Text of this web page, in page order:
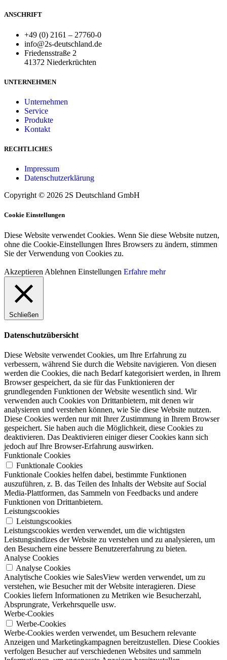
ANSCHRIFT
+49 (0) 2161 – 27760-0
info@2s-deutschland.de
Friedensstraße 2
41372 Niederkrüchten
UNTERNEHMEN
Unternehmen
Service
Produkte
Kontakt
RECHTLICHES
Impressum
Datenschutzerklärung
Copyright © 2026 2S Deutschland GmbH
Cookie Einstellungen
Diese Website verwendet Cookies. Wenn Sie diese Website nutzen,
ohne die Cookie-Einstellungen Ihres Browsers zu ändern, stimmen
Sie der Verwendung von Cookies zu.
Akzeptieren Ablehnen Einstellungen Erfahre mehr
Schließen
Datenschutzübersicht
Diese Website verwendet Cookies, um Ihre Erfahrung zu
verbessern, während Sie durch die Website navigieren. Von diesen
werden die Cookies, die nach Bedarf kategorisiert werden, in Ihrem
Browser gespeichert, da sie für das Funktionieren der
grundlegenden Funktionen der Website wesentlich sind. Wir
verwenden auch Cookies von Drittanbietern, mit denen wir
analysieren und verstehen können, wie Sie diese Website nutzen.
Diese Cookies werden nur mit Ihrer Zustimmung in Ihrem Browser
gespeichert. Sie haben auch die Möglichkeit, diese Cookies zu
deaktivieren. Das Deaktivieren einiger dieser Cookies kann sich
jedoch auf Ihre Browser-Erfahrung auswirken.
Funktionale Cookies
Funktionale Cookies
Funktionale Cookies helfen dabei, bestimmte Funktionen
auszuführen, z. B. das Teilen des Inhalts der Website auf Social
Media-Plattformen, das Sammeln von Feedbacks und andere
Funktionen von Drittanbietern.
Leistungscookies
Leistungscookies
Leistungscookies werden verwendet, um die wichtigsten
Leistungsindizes der Website zu verstehen und zu analysieren, um
den Besuchern eine bessere Benutzererfahrung zu bieten.
Analyse Cookies
Analyse Cookies
Analytische Cookies wie SalesView werden verwendet, um zu
verstehen, wie Besucher mit der Website interagieren. Diese
Cookies liefern Informationen zu Metriken wie Besucherzahl,
Absprungrate, Verkehrsquelle usw.
Werbe-Cookies
Werbe-Cookies
Werbe-Cookies werden verwendet, um Besuchern relevante
Anzeigen und Marketingkampagnen bereitzustellen. Diese Cookies
verfolgen Besucher auf verschiedenen Websites und sammeln